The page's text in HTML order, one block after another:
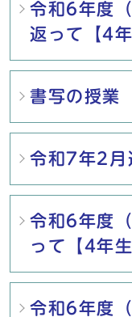
令和6年度
返って【4年
書写の授業
令和7年2月
令和6年度
って【4年生
令和6年度